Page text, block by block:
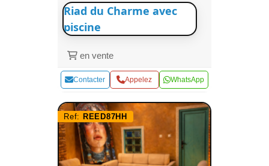
Riad du Charme avec
piscine
en vente
Contacter Appelez WhatsApp
Ref: REED87HH